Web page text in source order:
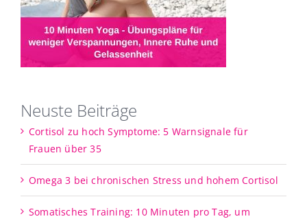
Neuste Beiträge
Cortisol zu hoch Symptome: 5 Warnsignale für
Frauen über 35
Omega 3 bei chronischen Stress und hohem Cortisol
Somatisches Training: 10 Minuten pro Tag, um